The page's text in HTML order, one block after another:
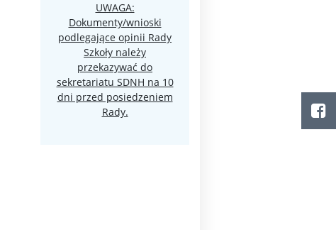
UWAGA:
Dokumenty/wnioski
podlegające opinii Rady
Szkoły należy
przekazywać do
sekretariatu SDNH na 10
dni przed posiedzeniem
Rady.